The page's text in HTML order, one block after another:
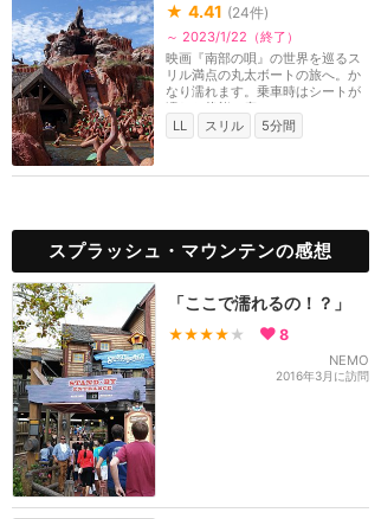
★ 4.41 (24件)
～ 2023/1/22（終了）
映画『南部の唄』の世界を巡るス
リル満点の丸太ボートの旅へ。か
なり濡れます。乗車時はシートが
濡れた状態で座る...
LL
スリル 5分間
スプラッシュ・マウンテンの感想
「ここで濡れるの！？」
★★★★ ★ 8
NEMO
2016年3月に訪問